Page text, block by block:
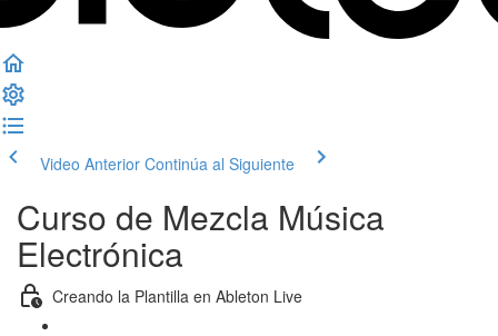
Video Anterior Continúa al Siguiente
Curso de Mezcla Música
Electrónica
Creando la Plantilla en Ableton Live